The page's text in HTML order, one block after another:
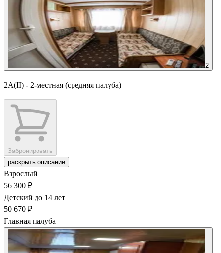
2
2А(II) - 2-местная (средняя палуба)
Забронировать
раскрыть описание
Взрослый
56 300 ₽
Детский до 14 лет
50 670 ₽
Главная палуба